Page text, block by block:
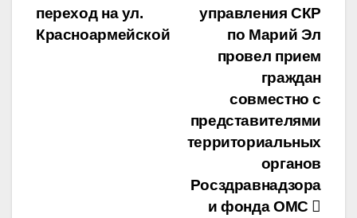
управления СКР
по Марий Эл
провел прием
граждан
совместно с
представителями
территориальных
органов
Росздравнадзора
и фонда ОМС
переход на ул.
Красноармейской